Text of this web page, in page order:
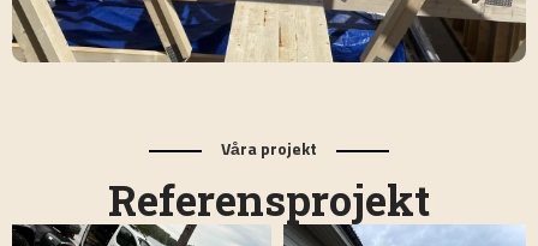
Våra projekt
Referensprojekt